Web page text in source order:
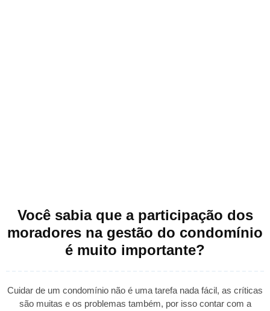
Você sabia que a participação dos
moradores na gestão do condomínio
é muito importante?
Cuidar de um condomínio não é uma tarefa nada fácil, as críticas
são muitas e os problemas também, por isso contar com a